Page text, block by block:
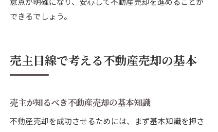
できるでしょう。
売主目線で考える不動産売却の基本
売主が知るべき不動産売却の基本知識
不動産売却を成功させるためには、まず基本知識を押さ